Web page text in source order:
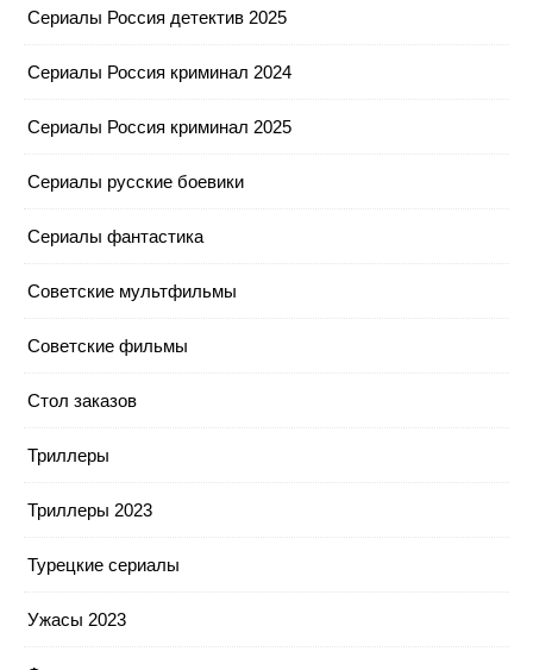
Сериалы Россия детектив 2025
Сериалы Россия криминал 2024
Сериалы Россия криминал 2025
Сериалы русские боевики
Сериалы фантастика
Советские мультфильмы
Советские фильмы
Стол заказов
Триллеры
Триллеры 2023
Турецкие сериалы
Ужасы 2023